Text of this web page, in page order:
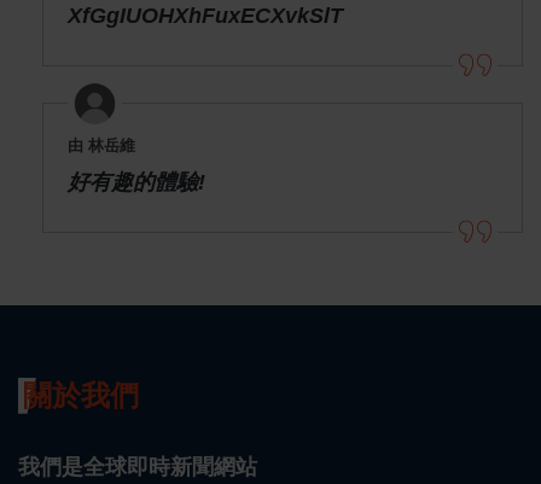
XfGgIUOHXhFuxECXvkSlT
由 林岳維
好有趣的體驗!
關於我們
我們是全球即時新聞網站